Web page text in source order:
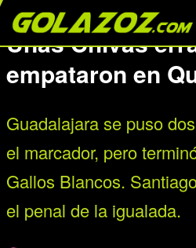
Unas Chivas
empataron en
Guadalajara se puso
el marcador, pero
Gallos Blancos.
el penal de la igualada.